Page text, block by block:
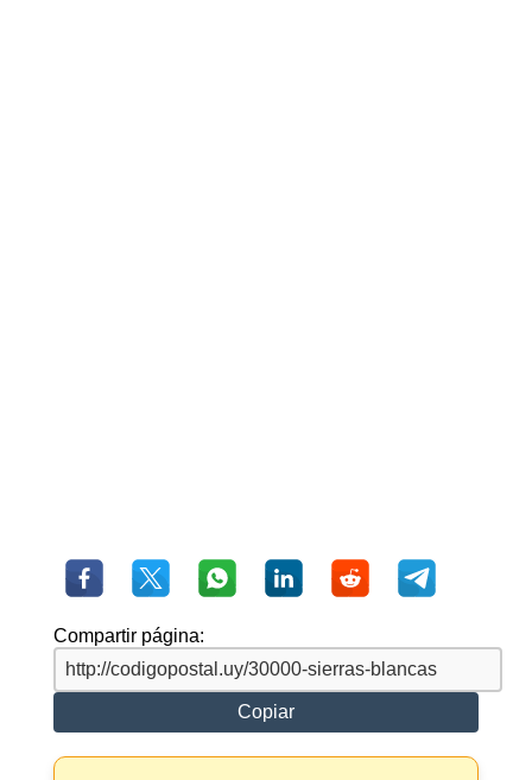
Compartir página:
Copiar